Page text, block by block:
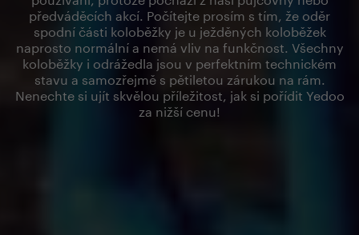
předváděcích akcí. Počítejte prosím s tím, že oděr
spodní části koloběžky je u ježděných koloběžek
naprosto normální a nemá vliv na funkčnost. Všechny
koloběžky i odrážedla jsou v perfektním technickém
stavu a samozřejmě s pětiletou zárukou na rám.
Nenechte si ujít skvělou příležitost, jak si pořídit Yedoo
za nižší cenu!